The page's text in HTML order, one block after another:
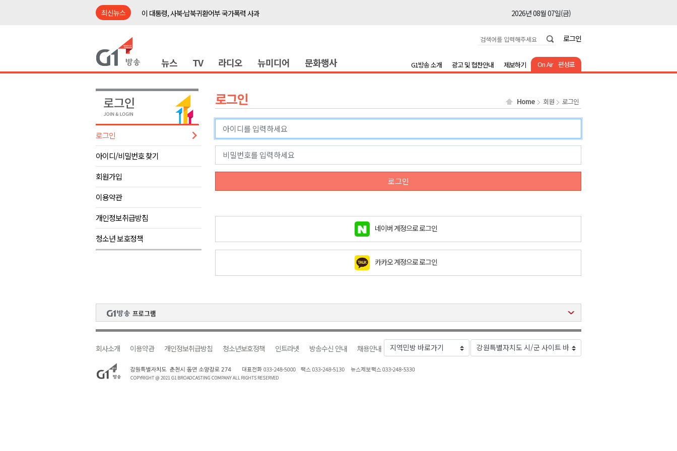
최신뉴스
이 대통령, 사북·납북귀환어부 국가폭력 사과
2026년 08월 07일(금)
2026년 08월 07일(금)
이광재 국회 예결위원장, 강릉시 초청 특별 강연
2026년 08월 07일(금)
육동한 시장, 국제스케이트장 춘천 유치 건의
영월군, 국·도비 확보 보고회 개최
2026년 08월 07일(금)
삼척 공공산후조리원 이전 시급
강원자치도교육청 교감급 이상 387명 인사
2026년 08월 07일(금)
도-시군 첫 간담회..우상호 "하나된 공동체"
이 대통령, 사북·납북귀환어부 국가폭력 사과
2026년 08월 07일(금)
여름축제 더위와 전쟁..물놀이 접목
2026년 08월 07일(금)
강원도, 최휘영 문체부장관과 정책간담회
이광재 국회 예결위원장, 강릉시 초청 특별 강연
검찰청 폐지..해결 과제 산적
강원자치도교육청 교감급 이상 387명 인사
2026년 08월 07일(금)
로그인
뉴스 TV 라디오 뉴미디어 문화행사 On Air 편성표
G1방송 소개 광고 및 협찬안내 제보하기
로그인
아이디/비밀번호 찾기
회원가입
이용약관
개인정보취급방침
청소년 보호정책
로그인 Home 회원 로그인
로그인
네이버 계정으로 로그인
카카오 계정으로 로그인
회사소개 이용약관 개인정보취급방침 청소년보호정책 인트라넷 방송수신 안내 채용안내